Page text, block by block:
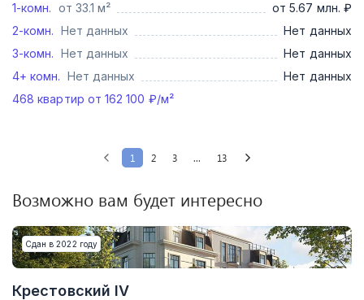
1-комн. от 33.1 м²
от 5.67 млн. ₽
2-комн. Нет данных
Нет данных
3-комн. Нет данных
Нет данных
4+ комн. Нет данных
Нет данных
468 квартир от162 100 ₽/м²
1 2 3 ... 13
Возможно вам будет интересно
Сдан в 2022 году
Крестовский IV